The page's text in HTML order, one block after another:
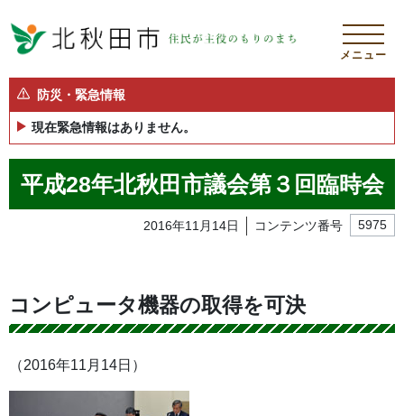
メニュー
防災・緊急情報
現在緊急情報はありません。
平成28年北秋田市議会第３回臨時会
2016年11月14日 コンテンツ番号 5975
コンピュータ機器の取得を可決
（2016年11月14日）